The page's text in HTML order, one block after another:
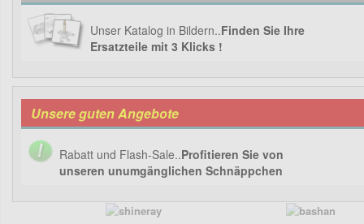
Unser Katalog in Bildern..Finden Sie Ihre
Ersatzteile mit 3 Klicks !
Unsere guten Angebote
Rabatt und Flash-Sale..Profitieren Sie von
unseren unumgänglichen Schnäppchen